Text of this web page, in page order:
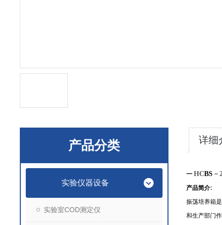
产品分类
实验仪器设备
实验室COD测定仪
详细
一 HCBS －
产品简介:
振荡培养箱
和生产部门